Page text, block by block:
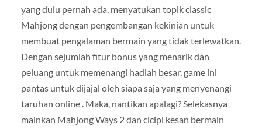
yang dulu pernah ada, menyatukan topik classic
Mahjong dengan pengembangan kekinian untuk
membuat pengalaman bermain yang tidak terlewatkan.
Dengan sejumlah fitur bonus yang menarik dan
peluang untuk memenangi hadiah besar, game ini
pantas untuk dijajal oleh siapa saja yang menyenangi
taruhan online . Maka, nantikan apalagi? Selekasnya
mainkan Mahjong Ways 2 dan cicipi kesan bermain